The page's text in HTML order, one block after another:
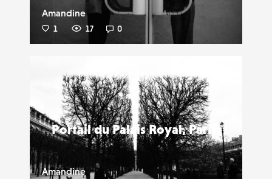
Amandine
1 17 0
Portail du Palais Royal, Paris.
Amandine